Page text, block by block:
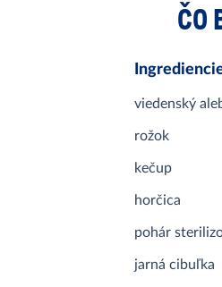
ČO
viedenský
rožok
kečup
horčica
pohár
jarná cibuľka